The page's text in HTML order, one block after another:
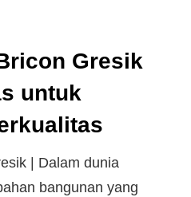
Gresik
untuk
| Dalam dunia
bangunan yang